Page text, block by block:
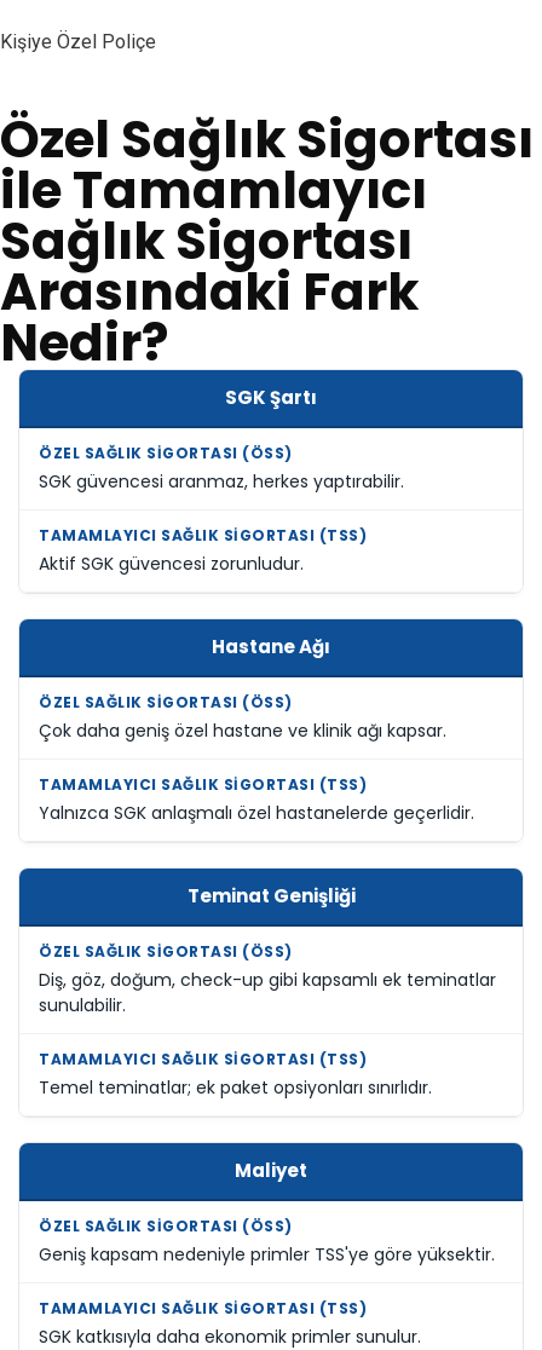
Kişiye Özel Poliçe
Özel Sağlık Sigortası
ile Tamamlayıcı
Sağlık Sigortası
Arasındaki Fark
Nedir?
SGK Şartı
SGK güvencesi aranmaz, herkes yaptırabilir.
Aktif SGK güvencesi zorunludur.
Hastane Ağı
Çok daha geniş özel hastane ve klinik ağı kapsar.
Yalnızca SGK anlaşmalı özel hastanelerde geçerlidir.
Teminat Genişliği
Diş, göz, doğum, check-up gibi kapsamlı ek teminatlar
sunulabilir.
Temel teminatlar; ek paket opsiyonları sınırlıdır.
Maliyet
Geniş kapsam nedeniyle primler TSS'ye göre yüksektir.
SGK katkısıyla daha ekonomik primler sunulur.